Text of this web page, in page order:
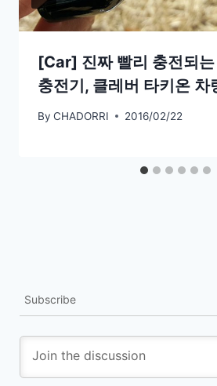
[Car] 진짜 빨리 충전되
충전기, 클레버 타키온 차
By CHADORRI 2016/02/22
Subscribe